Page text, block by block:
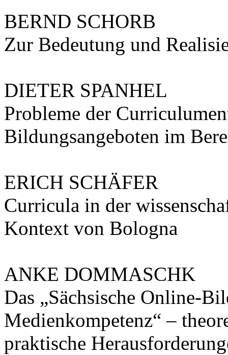
BERND SCHORB
Zur Bedeutung und
DIETER SPANHEL
Probleme der
Bildungsangeboten im
ERICH SCHÄFER
Curricula in der
Kontext von Bologna
ANKE DOMMASCHK
Das „Sächsische Online-
Medienkompetenz“ –
praktische